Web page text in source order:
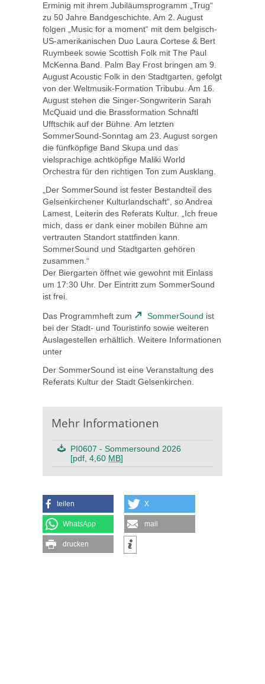
Erminig mit ihrem Jubiläumsprogramm „Trug“
zu 50 Jahre Bandgeschichte. Am 2. August
folgen „Music for a moment“ mit dem belgisch-
US-amerikanischen Duo Laura Cortese & Bert
Ruymbeek sowie Scottish Folk mit The Paul
McKenna Band. Palm Bay Frost bringen am 9.
August Acoustic Folk in den Stadtgarten, gefolgt
von der Weltmusik-Formation Tribubu. Am 16.
August stehen die Singer-Songwriterin Sarah
McQuaid und die Brassformation Schnaftl
Ufftschik auf der Bühne. Am letzten
SommerSound-Sonntag am 23. August sorgen
die fünfköpfige Band Skupa und das
vielsprachige achtköpfige Maliki World
Orchestra für den richtigen Ton zum Ausklang.
„Der SommerSound ist fester Bestandteil des
Gelsenkirchener Kulturlandschaft“, so Andrea
Lamest, Leiterin des Referats Kultur. „Ich freue
mich, dass er dank einer mobilen Bühne am
vertrauten Standort stattfinden kann.
SommerSound und Stadtgarten gehören
zusammen.“
Der Biergarten öffnet wie gewohnt mit Einlass
um 17:30 Uhr. Der Eintritt zum SommerSound
ist frei.
Das Programmheft zum SommerSound ist
bei der Stadt- und Touristinfo sowie weiteren
Auslagestellen erhältlich. Weitere Informationen
unter
Der SommerSound ist eine Veranstaltung des
Referats Kultur der Stadt Gelsenkirchen.
Mehr Informationen
PI0607 - Sommersound 2026
[pdf, 4,60 MB]
teilen X
WhatsApp mail
drucken